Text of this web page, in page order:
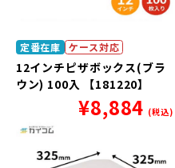
定番在庫 ケース対応
12インチピザボックス(ブラ
ウン) 100入 【181220】
¥8,884 (税込)